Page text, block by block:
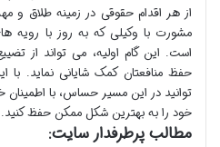
از هر اقدام حقوقی در زمینه طلاق و
مشورت با وکیلی که به روز با رویه
است. این گام اولیه، می تواند از
حفظ منافعتان کمک شایانی نماید.
توانید در این مسیر حساس، با
خود را به بهترین شکل ممکن حفظ کنید.
مطالب پرطرفدار سایت: